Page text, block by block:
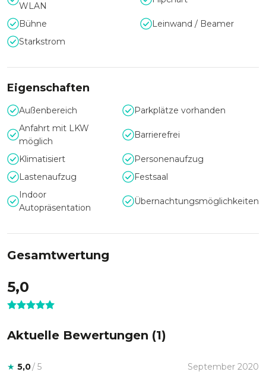
WLAN
Bühne
Leinwand / Beamer
Starkstrom
Eigenschaften
Außenbereich
Parkplätze vorhanden
Anfahrt mit LKW
möglich
Barrierefrei
Klimatisiert
Personenaufzug
Lastenaufzug
Festsaal
Indoor
Autopräsentation
Übernachtungsmöglichkeiten
Gesamtwertung
5,0
Aktuelle Bewertungen (1)
★ 5,0/ 5 September 2020